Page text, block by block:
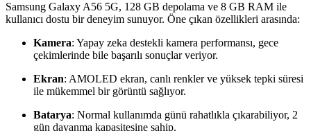
Samsung Galaxy A56 5G, 128 GB depolama ve 8 GB RAM ile
kullanıcı dostu bir deneyim sunuyor. Öne çıkan özellikleri arasında:
Kamera: Yapay zeka destekli kamera performansı, gece
çekimlerinde bile başarılı sonuçlar veriyor.
Ekran: AMOLED ekran, canlı renkler ve yüksek tepki süresi
ile mükemmel bir görüntü sağlıyor.
Batarya: Normal kullanımda günü rahatlıkla çıkarabiliyor, 2
gün dayanma kapasitesine sahip.